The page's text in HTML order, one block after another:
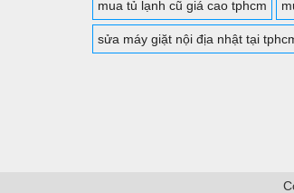
mua tủ lạnh cũ giá cao tphcm
sửa máy giặt nội địa nhật tại